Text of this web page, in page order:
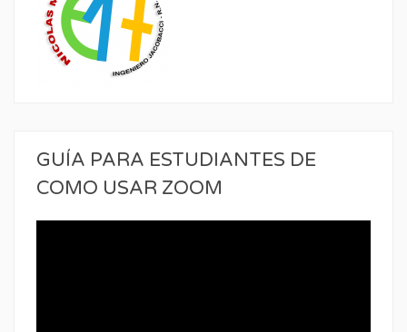
GUÍA PARA ESTUDIANTES DE
COMO USAR ZOOM